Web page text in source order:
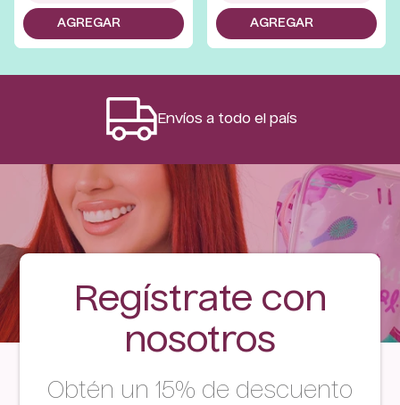
Envíos a todo el país
Regístrate con
nosotros
Obtén un 15% de descuento